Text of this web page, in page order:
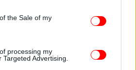
specified purposes in below Google
the Sale of my
processing my
Advertising.